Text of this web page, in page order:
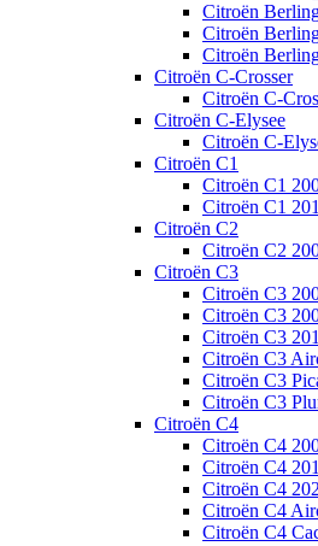
Citroën
Citroën
Citroën
Citroën C-Crosser
Citroën C-
Citroën C-Elysee
Citroën C-
Citroën C1
Citroën C1
Citroën C1
Citroën C2
Citroën C2
Citroën C3
Citroën C3
Citroën C3
Citroën C3
Citroën C3
Citroën C3
Citroën C3
Citroën C4
Citroën C4
Citroën C4
Citroën C4
Citroën C4
Citroën C4